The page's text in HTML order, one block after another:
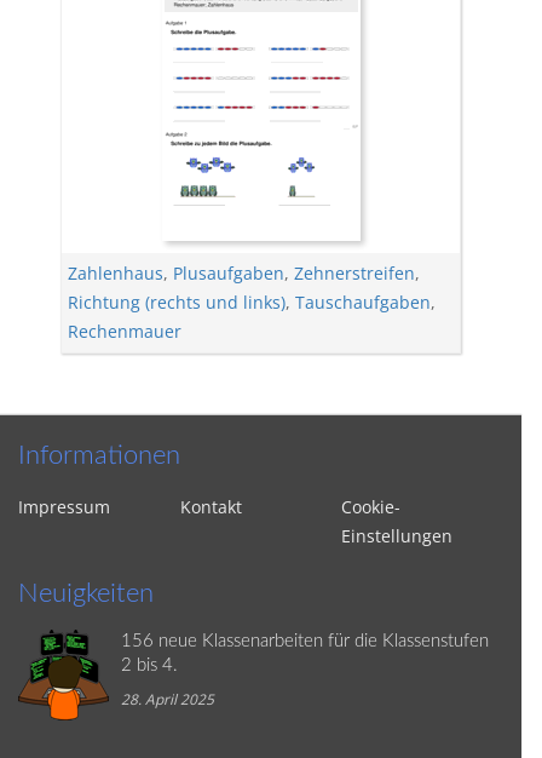
Zahlenhaus, Plusaufgaben, Zehnerstreifen,
Richtung (rechts und links), Tauschaufgaben,
Rechenmauer
Informationen
Impressum Kontakt
Cookie-
Einstellungen
Neuigkeiten
156 neue Klassenarbeiten für die Klassenstufen
2 bis 4.
28. April 2025